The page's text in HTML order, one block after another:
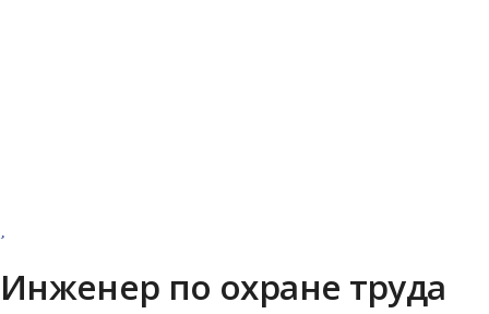
Инженер по охране труда